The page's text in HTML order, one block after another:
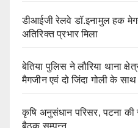
डीआईजी रेलवे डॉ.इनामुल हक
अतिरिक्त प्रभार मिला
बेतिया पुलिस ने लौरिया थाना
मैगजीन एवं दो जिंदा गोली के साथ
कृषि अनुसंधान परिसर, पटना
बैठक सम्पन्न